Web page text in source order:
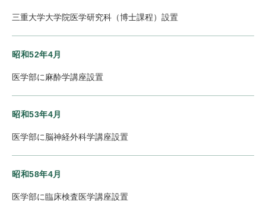
三重大学大学院医学研究科（博士課程）設置
昭和52年4月
医学部に麻酔学講座設置
昭和53年4月
医学部に脳神経外科学講座設置
昭和58年4月
医学部に臨床検査医学講座設置